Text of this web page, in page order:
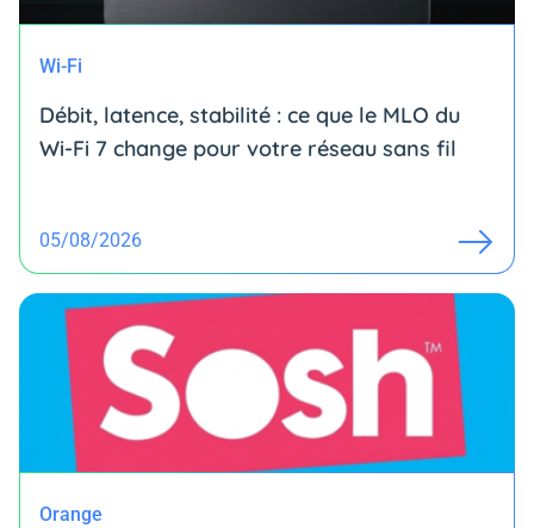
Wi-Fi
Débit, latence, stabilité : ce que le MLO du
Wi-Fi 7 change pour votre réseau sans fil
05/08/2026
Orange